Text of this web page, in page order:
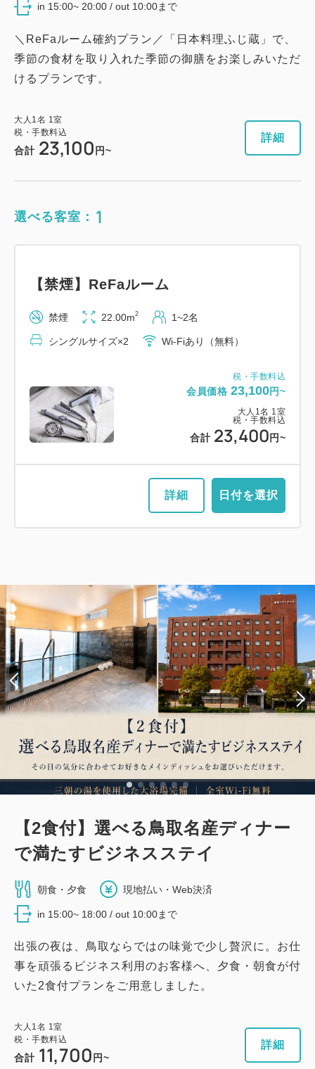
in 15:00~ 20:00 / out 10:00まで
＼ReFaルーム確約プラン／「日本料理ふじ蔵」で、
季節の食材を取り入れた季節の御膳をお楽しみいただ
けるプランです。
大人 1 名 1 室
税・手数料込
合計 23,100 円~
詳細
選べる客室： 1
税・手数料込
会員価格 23,100円~
大人 1 名 1 室
税・手数料込
合計 23,400 円~
【禁煙】ReFaルーム
禁煙 22.00m2 1~2名
シングルサイズ×2 Wi-Fiあり（無料）
詳細 日付を選択
【2食付】選べる鳥取名産ディナー
で満たすビジネスステイ
朝食・夕食 現地払い・Web決済
in 15:00~ 18:00 / out 10:00まで
出張の夜は、鳥取ならではの味覚で少し贅沢に。お仕
事を頑張るビジネス利用のお客様へ、夕食・朝食が付
いた2食付プランをご用意しました。
大人 1名 1室
税・手数料込
合計 11,700 円~
詳細